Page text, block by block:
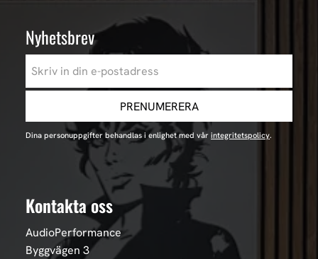
Nyhetsbrev
PRENUMERERA
Dina personuppgifter behandlas i enlighet med vår integritetspolicy.
Kontakta oss
AudioPerformance
Byggvägen 3